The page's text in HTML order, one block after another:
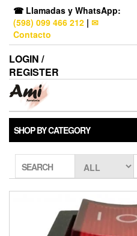
☎ Llamadas y WhatsApp:
(598) 099 466 212 | ✉
Contacto
LOGIN /
REGISTER
SHOP BY CATEGORY
SEARCH